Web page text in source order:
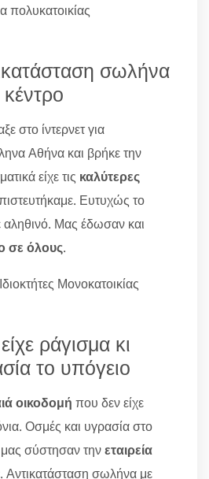
πολυκατοικίας
σωλήνα
στο ίντερνετ για
Αθήνα και βρήκε την
είχε τις καλύτερες
Ευτυχώς το
αληθινό. Μας έδωσαν και
σε όλους.
Μονοκατοικίας
ράγισμα κι
το υπόγειο
οικοδομή που δεν είχε
Οσμές και υγρασία στο
σύστησαν τηνεταιρεία
Αντικατάσταση σωλήνα με